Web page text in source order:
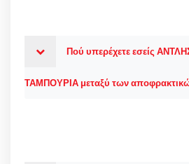
Πού υπερέχετε εσείς
ΤΑΜΠΟΥΡΙΑ μεταξύ των